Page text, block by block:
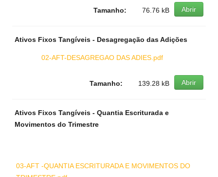
Abrir
Tamanho: 76.76 kB
Ativos Fixos Tangíveis - Desagregação das Adições
02-AFT-DESAGREGAO DAS ADIES.pdf
Abrir
Tamanho: 139.28 kB
Ativos Fixos Tangíveis - Quantia Escriturada e
Movimentos do Trimestre
03-AFT -QUANTIA ESCRITURADA E MOVIMENTOS DO